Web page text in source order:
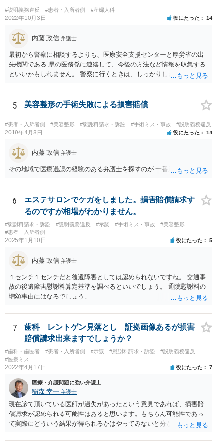
#説明義務違反 #患者・入所者側 #産婦人科
2022年10月3日 役にたった 14
内藤 政信 弁護士
最初から警察に相談するよりも、医療安全支援センターと厚労省の出
先機関である 県の医務係に連絡して、今後の方法など情報を収集する
といいかもしれません。 警察に行くときは、しっかりした被害届ある
5 美容整形の手術失敗による損害賠償
#患者・入所者側 #美容整形 #慰謝料請求・訴訟 #手術ミス・事故 #説明義務違反
2019年4月3日 役にたった 14
内藤 政信 弁護士
その地域で医療過誤の経験のある弁護士を探すのが 一番近道だね。
6
エステサロンでケガをしました。損害賠償請求す
るのですが相場がわかりません。
#慰謝料請求・訴訟 #説明義務違反 #示談 #手術ミス・事故
#美容整形
#患者・入所者側
2025年1月10日 役にたった 5
内藤 政信 弁護士
１センチ１センチだと後遺障害としては認められないですね。 交通事
故の後遺障害慰謝料算定基準を調べるといいでしょう。 通院慰謝料の
増額事由にはなるでしょう。
7
歯科 レントゲン見落とし 証拠画像あるが損害
賠償請求出来ますでしょうか？
#歯科・歯医者 #患者・入所者側 #示談 #慰謝料請求・訴訟
#説明義務違反
#医療ミス
2022年4月17日 役にたった 7
医療・介護問題に強い弁護士
稲森 幸一 弁護士
現在診て頂いている医師が過失があったという意見であれば、損害賠
償請求が認められる可能性はあると思います。もちろん可能性であっ
て実際にどういう結果が得られるかはやってみないと分かりません
療費や精神的苦痛を受けた分の慰謝料や仕事に影響があれば休業損害